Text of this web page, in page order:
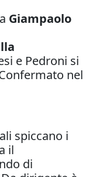
Giampaolo
e Pedroni si
nel
spiccano i
il
di